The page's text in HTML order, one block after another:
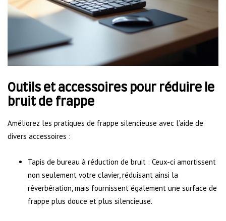
Outils et accessoires pour réduire le
bruit de frappe
Améliorez les pratiques de frappe silencieuse avec l’aide de
divers accessoires :
Tapis de bureau à réduction de bruit : Ceux-ci amortissent
non seulement votre clavier, réduisant ainsi la
réverbération, mais fournissent également une surface de
frappe plus douce et plus silencieuse.